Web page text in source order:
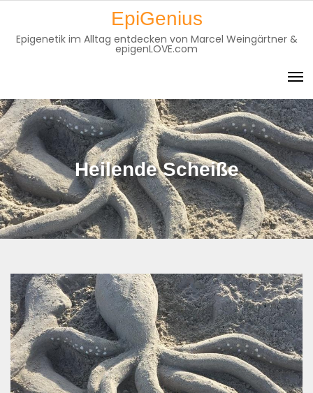
content
EpiGenius
Epigenetik im Alltag entdecken von Marcel Weingärtner &
epigenLOVE.com
Heilende Scheiße